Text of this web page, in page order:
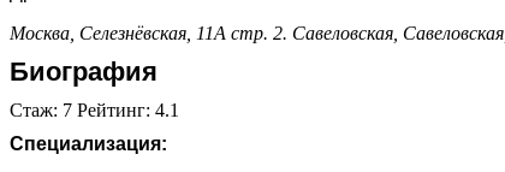
Москва, Селезнёвская, 11А стр. 2. Савеловская, Савеловская,
Биография
Стаж: 7 Рейтинг: 4.1
Специализация: